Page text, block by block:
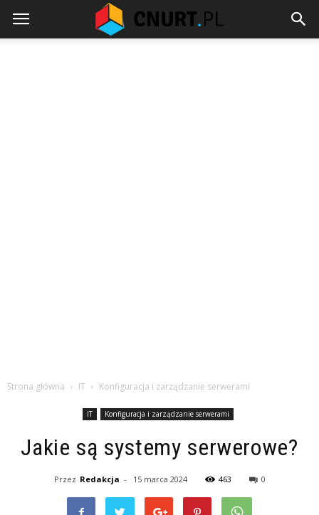
Strona główna IT Konfiguracja i zarządzanie serwerami
IT Konfiguracja i zarządzanie serwerami
Jakie są systemy serwerowe?
Przez Redakcja - 15 marca 2024 463 0